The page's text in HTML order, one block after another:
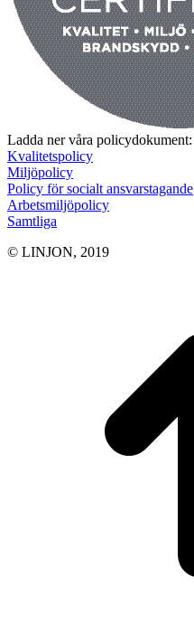
Ladda ner våra policydokument:
Kvalitetspolicy
Miljöpolicy
Policy för socialt ansvarstagande
Arbetsmiljöpolicy
Samtliga
© LINJON, 2019